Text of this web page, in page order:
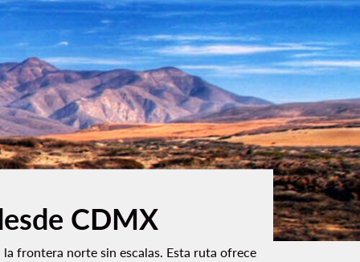
CDMX
frontera norte sin escalas. Esta ruta ofrece